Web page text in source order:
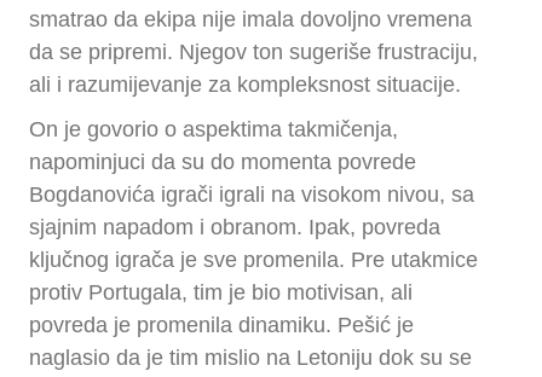
smatrao da ekipa nije imala dovoljno vremena
da se pripremi. Njegov ton sugeriše frustraciju,
ali i razumijevanje za kompleksnost situacije.
On je govorio o aspektima takmičenja,
napominjuci da su do momenta povrede
Bogdanovića igrači igrali na visokom nivou, sa
sjajnim napadom i obranom. Ipak, povreda
ključnog igrača je sve promenila. Pre utakmice
protiv Portugala, tim je bio motivisan, ali
povreda je promenila dinamiku. Pešić je
naglasio da je tim mislio na Letoniju dok su se